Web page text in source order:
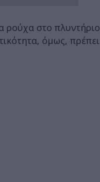
ρούχα στο πλυντήριο
όμως, πρέπει